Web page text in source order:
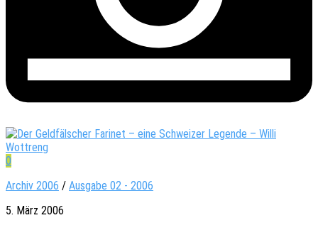
0
Archiv 2006 / Ausgabe 02 - 2006
5. März 2006